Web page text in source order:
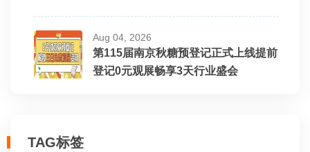
Aug 04, 2026
第115届南京秋糖预登记正式上线提前
登记0元观展畅享3天行业盛会
TAG标签